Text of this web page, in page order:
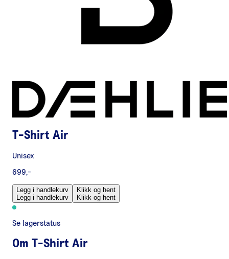
T-Shirt Air
Unisex
699,-
Legg i handlekurv
Legg i handlekurv
Klikk og hent
Klikk og hent
Se lagerstatus
Om T-Shirt Air